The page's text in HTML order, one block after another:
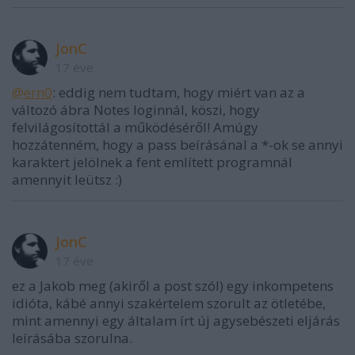
JonC
@ern0: eddig nem tudtam, hogy miért van az a
változó ábra Notes loginnál, köszi, hogy
felvilágosítottál a működéséről! Amúgy
hozzátenném, hogy a pass beírásánal a *-ok se annyi
karaktert jelölnek a fent említett programnál
amennyit leütsz :)
JonC
ez a Jakob meg (akiről a post szól) egy inkompetens
idióta, kábé annyi szakértelem szorult az ötletébe,
mint amennyi egy általam írt új agysebészeti eljárás
leírásába szorulna.